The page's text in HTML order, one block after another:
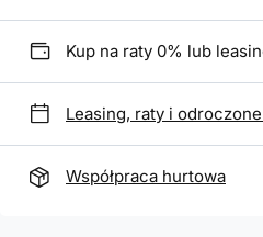
Kup na raty 0% lub
Leasing, raty i
Współpraca hurtowa